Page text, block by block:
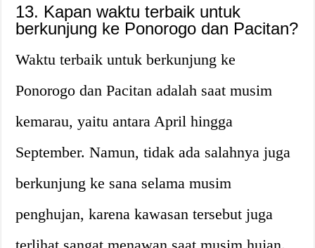
13. Kapan waktu terbaik untuk
berkunjung ke Ponorogo dan Pacitan?
Waktu terbaik untuk berkunjung ke
Ponorogo dan Pacitan adalah saat musim
kemarau, yaitu antara April hingga
September. Namun, tidak ada salahnya juga
berkunjung ke sana selama musim
penghujan, karena kawasan tersebut juga